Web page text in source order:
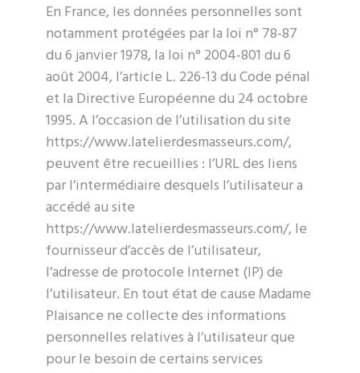
En France, les données personnelles sont
notamment protégées par la loi n° 78-87
du 6 janvier 1978, la loi n° 2004-801 du 6
août 2004, l’article L. 226-13 du Code pénal
et la Directive Européenne du 24 octobre
1995. A l’occasion de l’utilisation du site
https://www.latelierdesmasseurs.com/,
peuvent être recueillies : l’URL des liens
par l’intermédiaire desquels l’utilisateur a
accédé au site
https://www.latelierdesmasseurs.com/, le
fournisseur d’accès de l’utilisateur,
l’adresse de protocole Internet (IP) de
l’utilisateur. En tout état de cause Madame
Plaisance ne collecte des informations
personnelles relatives à l’utilisateur que
pour le besoin de certains services